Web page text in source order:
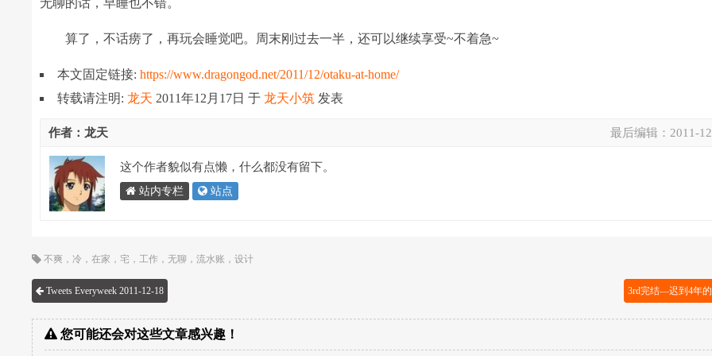
无聊的话，早睡也不错。
算了，不话痨了，再玩会睡觉吧。周末刚过去一半，还可以继续享受~不着急~
本文固定链接:https://www.dragongod.net/2011/12/otaku-at-home/
转载请注明:龙天 2011年12月17日于龙天小筑 发表
最后编辑： 2011-
作者：龙天
这个作者貌似有点懒，什么都没有留下。
站内专栏 站点
不爽 ，冷 ，在家 ， 宅 ，工作 ，无聊 ，流水账 ，设计
Tweets Everyweek 2011-12-18 3rd完结—迟到4年
您可能还会对这些文章感兴趣！